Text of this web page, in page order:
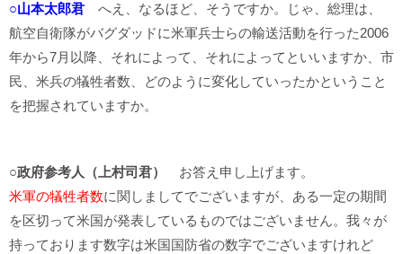
○山本太郎君 へえ、なるほど、そうですか。じゃ、総理は、
航空自衛隊がバグダッドに米軍兵士らの輸送活動を行った2006
年から7月以降、それによって、それによってといいますか、市
民、米兵の犠牲者数、どのように変化していったかということ
を把握されていますか。
○政府参考人（上村司君）
お答え申し上げます。
米軍の犠牲者数に関しましてでございますが、ある一定の期間
を区切って米国が発表しているものではございません。我々が
持っております数字は米国国防省の数字でございますけれど